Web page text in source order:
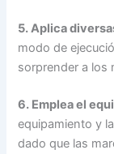
5. Aplica
modo de
sorprender a los
6. Emplea el
equipamiento y
dado que las